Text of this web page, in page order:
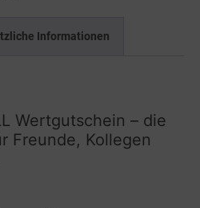
Informationen
Wertgutschein – die
Freunde, Kollegen